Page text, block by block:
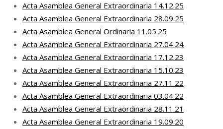
Acta Asamblea General Extraordinaria 14.12.25
Acta Asamblea General Extraordinaria 28.09.25
Acta Asamblea General Ordinaria 11.05.25
Acta Asamblea General Extraordinaria 27.04.24
Acta Asamblea General Extraordinaria 17.12.23
Acta Asamblea General Extraordinaria 15.10.23
Acta Asamblea General Extraordinaria 27.11.22
Acta Asamblea General Extraordinaria 03.04.22
Acta Asamblea General Extraordinaria 28.11.21
Acta Asamblea General Extraordinaria 19.09.20